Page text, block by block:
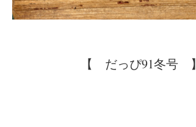
【 だっぴ91冬号 】